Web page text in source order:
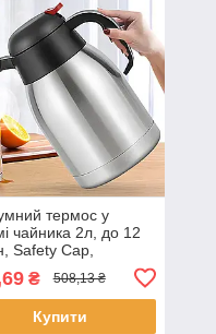
термос у
чайника 2л, до 12
Safety Cap,
із ручкою /
для чаю
₴ 508,13 ₴
Купити